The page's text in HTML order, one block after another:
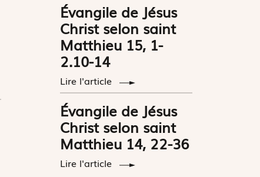
Évangile de Jésus
Christ selon saint
Matthieu 15, 1-
2.10-14
Lire l'article
Évangile de Jésus
Christ selon saint
Matthieu 14, 22-36
Lire l'article